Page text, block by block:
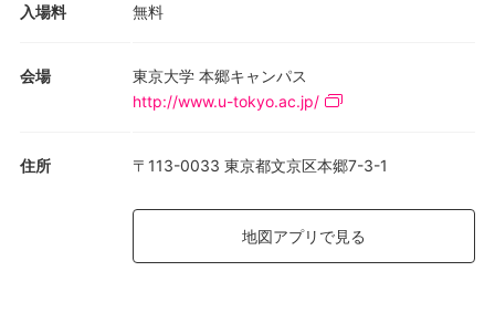
入場料 無料
会場
東京大学 本郷キャンパス
http://www.u-tokyo.ac.jp/
住所 〒113-0033 東京都文京区本郷7-3-1
地図アプリで見る